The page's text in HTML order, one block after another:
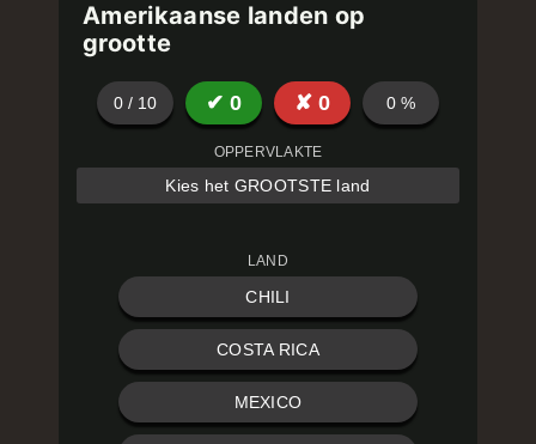
Amerikaanse landen op
grootte
0 / 10 ✔ 0 ✘ 0 0 %
OPPERVLAKTE
Kies het GROOTSTE land
LAND
CHILI
COSTA RICA
MEXICO